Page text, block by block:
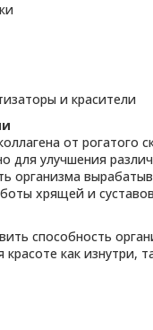
и красители
от рогатого
для улучшения
организма
хрящей и
способность
как изнутри,